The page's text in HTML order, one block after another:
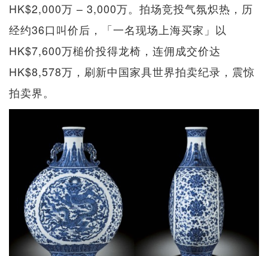
HK$2,000万 – 3,000万。拍场竞投气氛炽热，历
经约36口叫价后，「一名现场上海买家」以
HK$7,600万槌价投得龙椅，连佣成交价达
HK$8,578万，刷新中国家具世界拍卖纪录，震惊
拍卖界。